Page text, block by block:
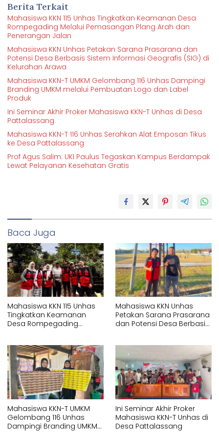
Berita Terkait
Mahasiswa KKN 115 Unhas Tingkatkan Keamanan Desa
Rompegading Melalui Pemasangan Plang Arah dan
Penerangan Jalan
Mahasiswa KKN Unhas Petakan Sarana Prasarana dan
Potensi Desa Berbasis Sistem Informasi Geografis (SIG) di
Kelurahan Arawa
Mahasiswa KKN-T UMKM Gelombang 116 Unhas Dampingi
Branding UMKM melalui Pembuatan Logo dan Label
Produk
Ini Seminar Akhir Proker Mahasiswa KKN-T Unhas di Desa
Pattalassang
Mahasiswa KKN-T 116 Unhas Serahkan Alat Emposan Tikus
ke Desa Pattalassang
Prof Agus Salim: UKI Paulus Tegaskan Kampus Berdampak
Lewat Pelayanan Kesehatan Gratis
Baca Juga
Mahasiswa KKN 115 Unhas
Tingkatkan Keamanan
Desa Rompegading
Jalan
Mahasiswa KKN Unhas
Petakan Sarana Prasarana
dan Potensi Desa Berbasis
Mahasiswa KKN-T UMKM
Gelombang 116 Unhas
Dampingi Branding UMKM
Ini Seminar Akhir Proker
Mahasiswa KKN-T Unhas di
Desa Pattalassang